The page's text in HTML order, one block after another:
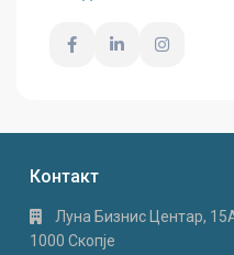
Контакт
Луна Бизнис Центар,
1000 Скопје